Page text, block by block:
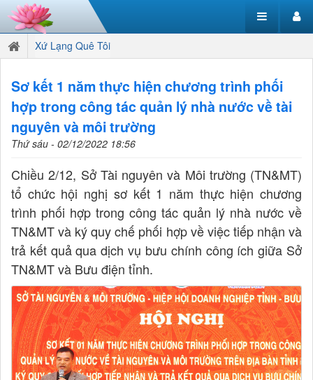
Xứ Lạng Quê Tôi
Sơ kết 1 năm thực hiện chương trình phối
hợp trong công tác quản lý nhà nước về tài
nguyên và môi trường
Thứ sáu - 02/12/2022 18:56
Chiều 2/12, Sở Tài nguyên và Môi trường (TN&MT)
tổ chức hội nghị sơ kết 1 năm thực hiện chương
trình phối hợp trong công tác quản lý nhà nước về
TN&MT và ký quy chế phối hợp về việc tiếp nhận và
trả kết quả qua dịch vụ bưu chính công ích giữa Sở
TN&MT và Bưu điện tỉnh.